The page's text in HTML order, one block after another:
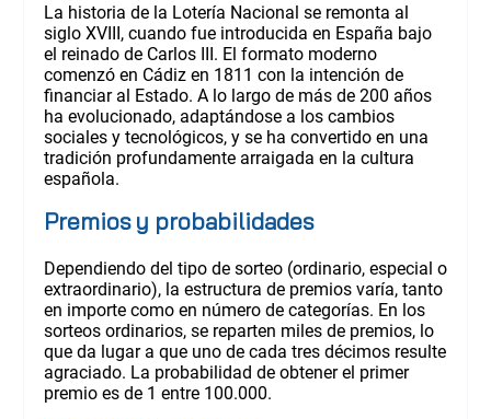
La historia de la Lotería Nacional se remonta al
siglo XVIII, cuando fue introducida en España bajo
el reinado de Carlos III. El formato moderno
comenzó en Cádiz en 1811 con la intención de
financiar al Estado. A lo largo de más de 200 años
ha evolucionado, adaptándose a los cambios
sociales y tecnológicos, y se ha convertido en una
tradición profundamente arraigada en la cultura
española.
Premios y probabilidades
Dependiendo del tipo de sorteo (ordinario, especial o
extraordinario), la estructura de premios varía, tanto
en importe como en número de categorías. En los
sorteos ordinarios, se reparten miles de premios, lo
que da lugar a que uno de cada tres décimos resulte
agraciado. La probabilidad de obtener el primer
premio es de 1 entre 100.000.